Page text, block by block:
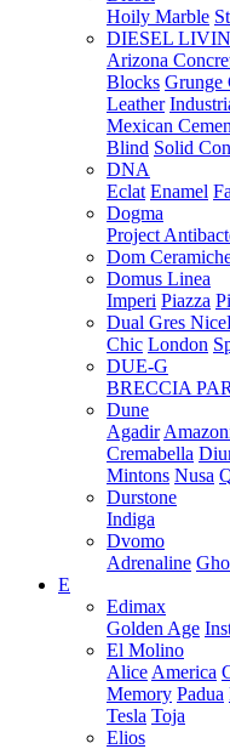
Hoily Marble
DIESEL
Arizona
Blocks Grunge
Leather
Mexican
Blind Solid
DNA
Eclat Enamel
Dogma
Project
Dom
Domus Linea
Imperi Piazza
Dual Gres
Chic London
DUE-G
BRECCIA
Dune
Agadir
Cremabella
Mintons Nusa
Durstone
Indiga
Dvomo
Adrenaline
E
Edimax
Golden Age
El Molino
Alice America
Memory Padua
Tesla Toja
Elios